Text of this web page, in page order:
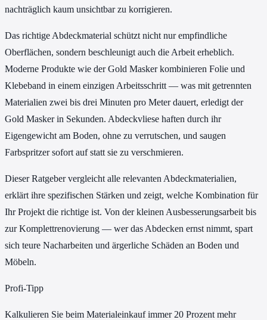
nachträglich kaum unsichtbar zu korrigieren.
Das richtige Abdeckmaterial schützt nicht nur empfindliche
Oberflächen, sondern beschleunigt auch die Arbeit erheblich.
Moderne Produkte wie der Gold Masker kombinieren Folie und
Klebeband in einem einzigen Arbeitsschritt — was mit getrennten
Materialien zwei bis drei Minuten pro Meter dauert, erledigt der
Gold Masker in Sekunden. Abdeckvliese haften durch ihr
Eigengewicht am Boden, ohne zu verrutschen, und saugen
Farbspritzer sofort auf statt sie zu verschmieren.
Dieser Ratgeber vergleicht alle relevanten Abdeckmaterialien,
erklärt ihre spezifischen Stärken und zeigt, welche Kombination für
Ihr Projekt die richtige ist. Von der kleinen Ausbesserungsarbeit bis
zur Komplettrenovierung — wer das Abdecken ernst nimmt, spart
sich teure Nacharbeiten und ärgerliche Schäden an Boden und
Möbeln.
Profi-Tipp
Kalkulieren Sie beim Materialeinkauf immer 20 Prozent mehr